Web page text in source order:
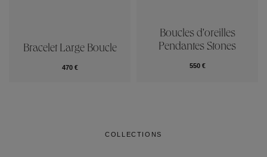
Bracelet Large Boucle
470 €
Boucles d'oreilles
Pendantes Stones
550 €
COLLECTIONS